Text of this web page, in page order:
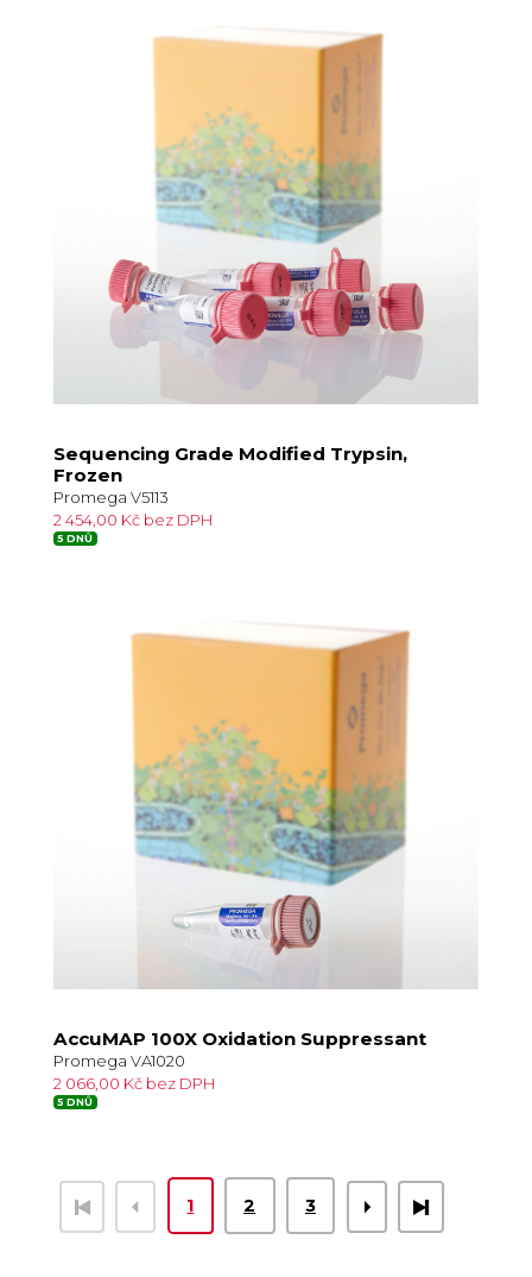
Sequencing Grade Modified Trypsin,
Frozen
Promega V5113
2 454,00 Kč bez DPH
5 DNŮ
AccuMAP 100X Oxidation Suppressant
Promega VA1020
2 066,00 Kč bez DPH
5 DNŮ
1 2 3